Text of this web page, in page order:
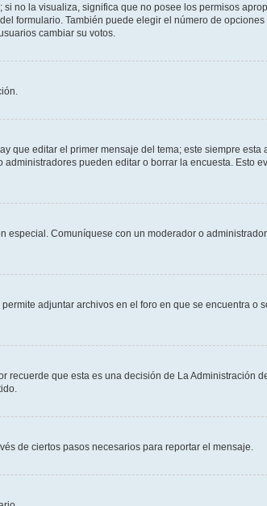
no la visualiza, significa que no posee los permisos
formulario. También puede elegir el número de
cambiar su votos.
que editar el primer mensaje del tema; este siempre esta
pueden editar o borrar la encuesta. Esto
Comuníquese con un moderador o
adjuntar archivos en el foro en que se encuentra o
que esta es una decisión de La Administración
de ciertos pasos necesarios para reportar el mensaje.